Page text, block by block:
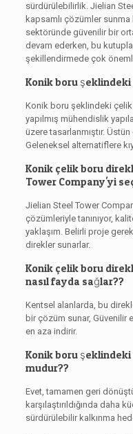
sürdürülebilirlik. Jielian
kapsamlı çözümler sunma
sektöründe güvenilir bir
devam ederken, bu
şekillendirmede çok
Konik boru
Konik boru şeklindeki
yapılmış mühendislik
üzere tasarlanmıştır. Üstün
Geleneksel alternatiflere
Konik çelik boru
Tower Company'yi
Jielian Steel Tower
çözümleriyle tanınıyor,
yaklaşım. Belirli proje
direkler sunarlar.
Konik çelik boru
nasıl fayda sağlar??
Kentsel alanlarda, bu
bir çözüm sunar, Güvenilir
en aza indirir.
Konik boru
mudur??
Evet, tamamen geri
karşılaştırıldığında daha
sürdürülebilir kalkınma